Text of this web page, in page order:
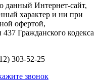
данный Интернет-сайт,
характер и ни при
офертой,
Гражданского кодекса
303-52-25
звонок